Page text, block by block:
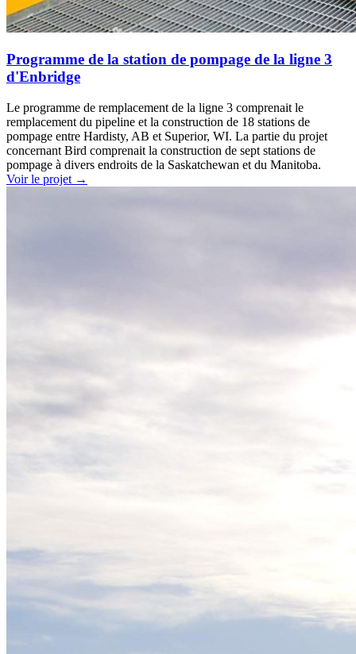
Programme de la station de pompage de la ligne 3
d'Enbridge
Le programme de remplacement de la ligne 3 comprenait le
remplacement du pipeline et la construction de 18 stations de
pompage entre Hardisty, AB et Superior, WI. La partie du projet
concernant Bird comprenait la construction de sept stations de
pompage à divers endroits de la Saskatchewan et du Manitoba.
Voir le projet →